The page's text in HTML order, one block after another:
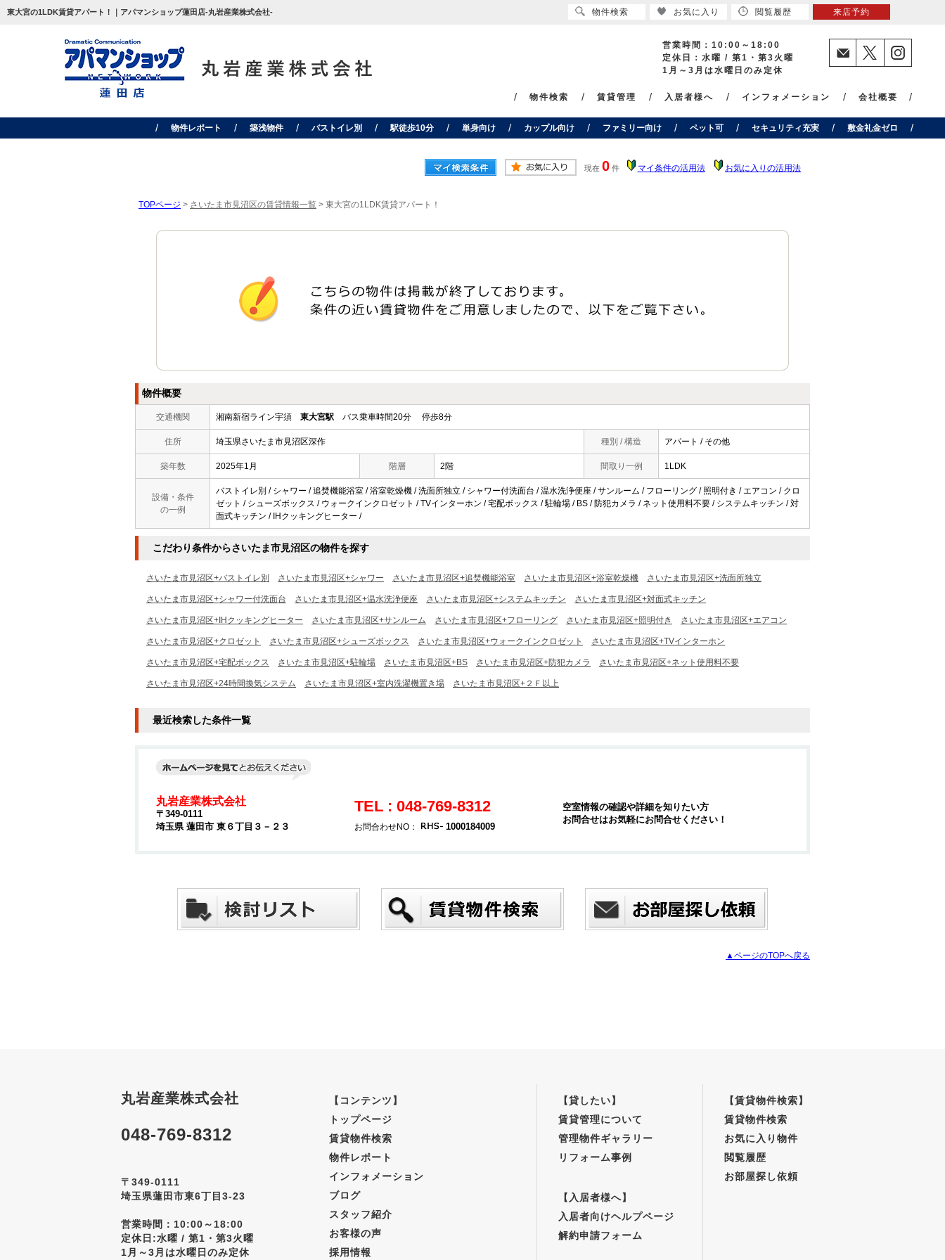
東大宮の1LDK賃貸アパート！｜アパマンショップ蓮田店-丸岩産業株式会社-
営業時間：10:00～18:00
定休日：水曜 / 第1・第3火曜
1月～3月は水曜日のみ定休
物件検索 賃貸管理 入居者様へ インフォメーション 会社概要
物件レポート 築浅物件 バストイレ別 駅徒歩10分 単身向け カップル向け ファミリー向け ペット可 セキュリティ充実 敷金礼金ゼロ
現在 0 件 マイ条件の活用法 お気に入りの活用法
TOPページ > さいたま市見沼区の賃貸情報一覧 > 東大宮の1LDK賃貸アパート！
物件概要
交通機関 湘南新宿ライン宇須 東大宮駅 バス乗車時間20分 停歩8分
住所 埼玉県さいたま市見沼区深作 種別 / 構造 アパート / その他
築年数 2025年1月 階層 2階 間取り一例 1LDK
設備・条件
の一例
バストイレ別 / シャワー / 追焚機能浴室 / 浴室乾燥機 / 洗面所独立 / シャワー付洗面台 / 温水洗浄便座 / サンルーム / フローリング / 照明付き / エアコン / クロ
ゼット / シューズボックス / ウォークインクロゼット / TVインターホン / 宅配ボックス / 駐輪場 / BS / 防犯カメラ / ネット使用料不要 / システムキッチン / 対
面式キッチン / IHクッキングヒーター /
こだわり条件からさいたま市見沼区の物件を探す
さいたま市見沼区+バストイレ別 さいたま市見沼区+シャワー さいたま市見沼区+追焚機能浴室 さいたま市見沼区+浴室乾燥機 さいたま市見沼区+洗面所独立
さいたま市見沼区+シャワー付洗面台 さいたま市見沼区+温水洗浄便座 さいたま市見沼区+システムキッチン さいたま市見沼区+対面式キッチン
さいたま市見沼区+IHクッキングヒーター さいたま市見沼区+サンルーム さいたま市見沼区+フローリング さいたま市見沼区+照明付き さいたま市見沼区+エアコン
さいたま市見沼区+クロゼット さいたま市見沼区+シューズボックス さいたま市見沼区+ウォークインクロゼット さいたま市見沼区+TVインターホン
さいたま市見沼区+宅配ボックス さいたま市見沼区+駐輪場 さいたま市見沼区+BS さいたま市見沼区+防犯カメラ さいたま市見沼区+ネット使用料不要
さいたま市見沼区+24時間換気システム さいたま市見沼区+室内洗濯機置き場 さいたま市見沼区+２Ｆ以上
最近検索した条件一覧
丸岩産業株式会社
〒349-0111
埼玉県 蓮田市 東６丁目３－２３
TEL : 048-769-8312
お問合わせNO： 1000184009
空室情報の確認や詳細を知りたい方
お問合せはお気軽にお問合せください！
▲ページのTOPへ戻る
丸岩産業株式会社
048-769-8312
〒349-0111
埼玉県蓮田市東6丁目3-23
営業時間：10:00～18:00
定休日:水曜 / 第1・第3火曜
1月～3月は水曜日のみ定休
【コンテンツ】
トップページ
賃貸物件検索
物件レポート
インフォメーション
ブログ
スタッフ紹介
お客様の声
採用情報
【貸したい】
賃貸管理について
管理物件ギャラリー
リフォーム事例
【入居者様へ】
入居者向けヘルプページ
解約申請フォーム
【賃貸物件検索】
賃貸物件検索
お気に入り物件
閲覧履歴
お部屋探し依頼
物件検索 お気に入り 閲覧履歴 来店予約